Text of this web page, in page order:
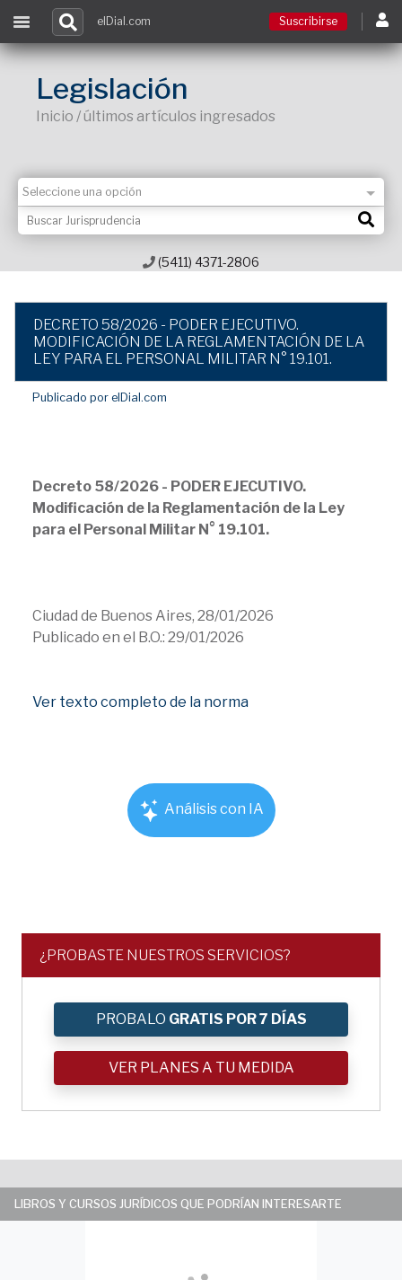
Contacto
elDial.com Suscribirse
Legislación
Inicio / últimos artículos ingresados
(5411) 4371-2806
DECRETO 58/2026 - PODER EJECUTIVO.
MODIFICACIÓN DE LA REGLAMENTACIÓN DE LA
LEY PARA EL PERSONAL MILITAR N° 19.101.
Publicado por elDial.com
Decreto 58/2026 - PODER EJECUTIVO.
Modificación de la Reglamentación de la Ley
para el Personal Militar N° 19.101.
Ciudad de Buenos Aires, 28/01/2026
Publicado en el B.O.: 29/01/2026
Ver texto completo de la norma
Análisis con IA
¿PROBASTE NUESTROS SERVICIOS?
PROBALO GRATIS POR 7 DÍAS
VER PLANES A TU MEDIDA
LIBROS Y CURSOS JURÍDICOS QUE PODRÍAN INTERESARTE